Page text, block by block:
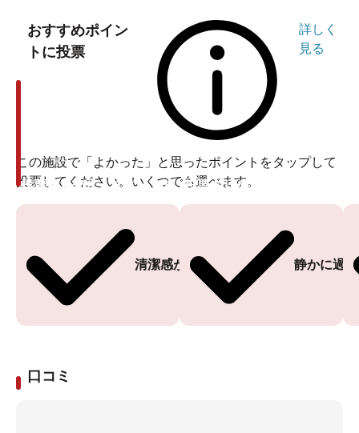
おすすめポイン
トに投票
詳しく
見る
この施設で「よかった」と思ったポイントをタップして
投票してください。いくつでも選べます。
清潔感がある
投票ありがとうございます
静かに過
投票ありがとうございます
口コミ